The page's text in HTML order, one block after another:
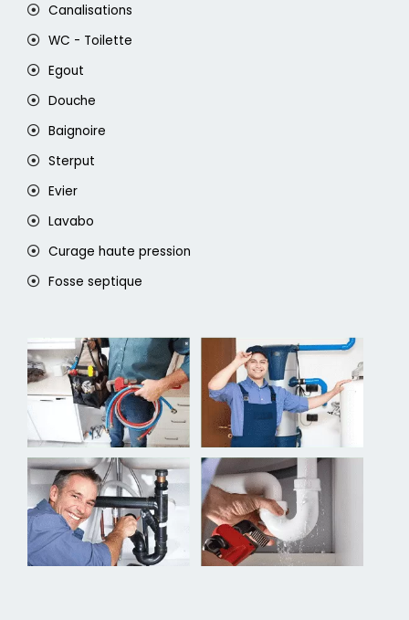
Canalisations
WC - Toilette
Egout
Douche
Baignoire
Sterput
Evier
Lavabo
Curage haute pression
Fosse septique